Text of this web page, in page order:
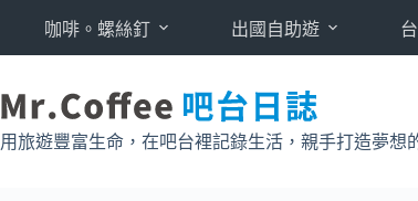
要
內
容
咖啡。螺絲釘 出國自助遊
用旅遊豐富生命，在吧台裡記錄生活，親手打造夢想